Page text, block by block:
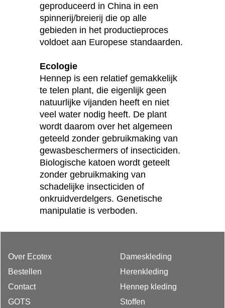
geproduceerd in China in een
spinnerij/breierij die op alle
gebieden in het productieproces
voldoet aan Europese standaarden.
Ecologie
Hennep is een relatief gemakkelijk
te telen plant, die eigenlijk geen
natuurlijke vijanden heeft en niet
veel water nodig heeft. De plant
wordt daarom over het algemeen
geteeld zonder gebruikmaking van
gewasbeschermers of insecticiden.
Biologische katoen wordt geteelt
zonder gebruikmaking van
schadelijke insecticiden of
onkruidverdelgers. Genetische
manipulatie is verboden.
Over Ecotex
Bestellen
Contact
GOTS
Dameskleding
Herenkleding
Hennep kleding
Stoffen